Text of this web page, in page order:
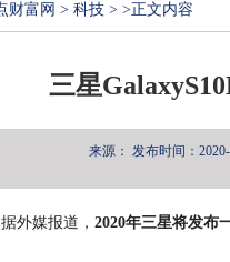
财富网 > 科技 > >正文内容
三星
来源： 发布时间：
外媒报道， 2020年三星将发布